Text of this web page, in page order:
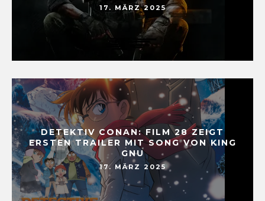
17. MÄRZ 2025
DETEKTIV CONAN: FILM 28 ZEIGT
ERSTEN TRAILER MIT SONG VON KING
GNU
17. MÄRZ 2025